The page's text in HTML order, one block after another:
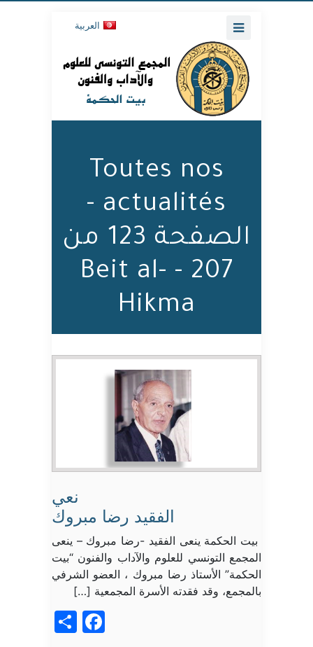
العربية
Toutes nos
actualités -
الصفحة 123 من
207 - Beit al-
Hikma
نعي
الفقيد رضا مبروك
بيت الحكمة ينعى الفقيد -رضا مبروك – ينعى
المجمع التونسي للعلوم والآداب والفنون “بيت
الحكمة” الأستاذ رضا مبروك ، العضو الشرفي
بالمجمع، وقد فقدته الأسرة المجمعية […]